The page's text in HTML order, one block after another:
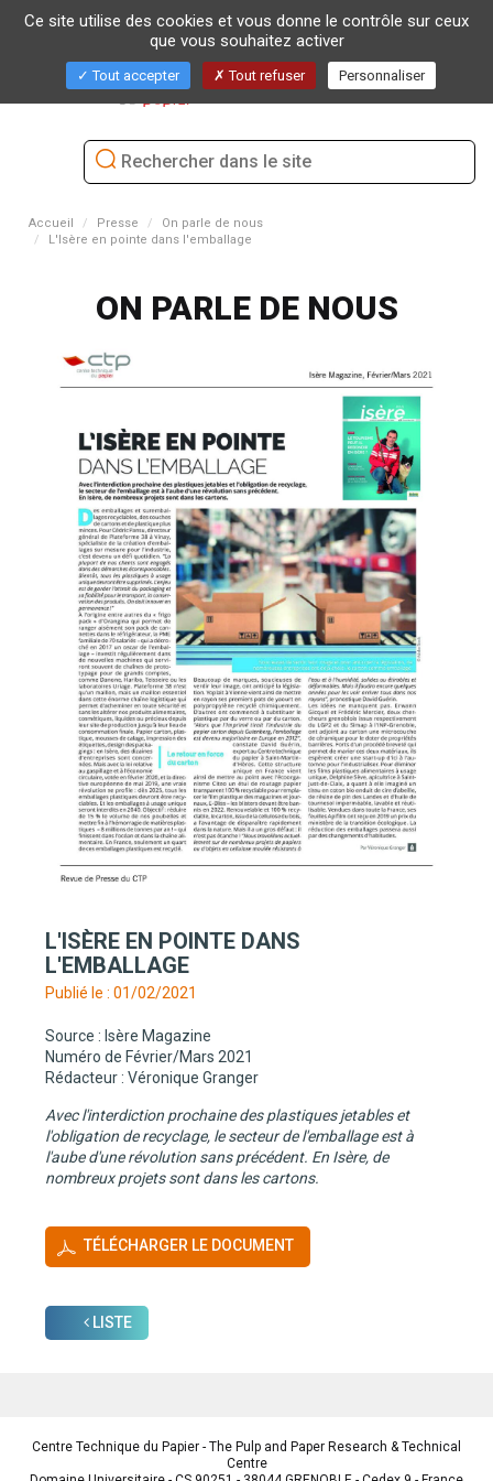
Accueil Presse
On parle de nous
L'Isère en pointe dans l'emballage
ON PARLE DE NOUS
L'ISÈRE EN POINTE DANS
L'EMBALLAGE
Publié le : 01/02/2021
Source : Isère Magazine
Numéro de Février/Mars 2021
Rédacteur : Véronique Granger
Avec l'interdiction prochaine des plastiques jetables et
l'obligation de recyclage, le secteur de l'emballage est à
l'aube d'une révolution sans précédent. En Isère, de
nombreux projets sont dans les cartons.
TÉLÉCHARGER LE DOCUMENT
LISTE
Centre Technique du Papier - The Pulp and Paper Research & Technical
Centre
Ce site utilise des cookies et vous donne le contrôle sur ceux
que vous souhaitez activer
Tout accepter Tout refuser Personnaliser